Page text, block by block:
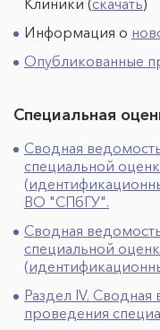
Клиники (скачать)
Информация о
Опубликованные
Специальная
Сводная
специальной
ВО "СПбГУ".
Сводная
специальной
Раздел IV. Сводная
проведения